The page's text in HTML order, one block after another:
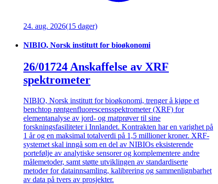
24. aug. 2026(15 dager)
NIBIO, Norsk institutt for bioøkonomi
26/01724 Anskaffelse av XRF
spektrometer
NIBIO, Norsk institutt for bioøkonomi, trenger å kjøpe et
benchtop røntgenfluorescensspektrometer (XRF) for
elementanalyse av jord- og matprøver til sine
forskningsfasiliteter i Innlandet. Kontrakten har en varighet på
1 år og en maksimal totalverdi på 1,5 millioner kroner. XRF-
systemet skal inngå som en del av NIBIOs eksisterende
portefølje av analytiske sensorer og komplementere andre
målemetoder, samt støtte utviklingen av standardiserte
metoder for datainnsamling, kalibrering og sammenlignbarhet
av data på tvers av prosjekter.